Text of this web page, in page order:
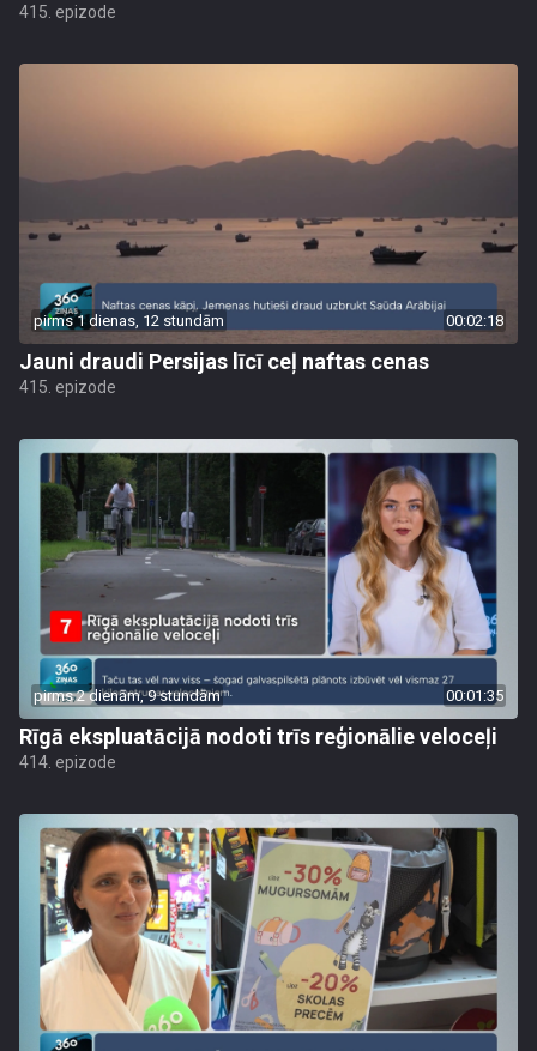
415. epizode
pirms 1 dienas, 12 stundām 00:02:18
Jauni draudi Persijas līcī ceļ naftas cenas
415. epizode
pirms 2 dienām, 9 stundām 00:01:35
Rīgā ekspluatācijā nodoti trīs reģionālie veloceļi
414. epizode